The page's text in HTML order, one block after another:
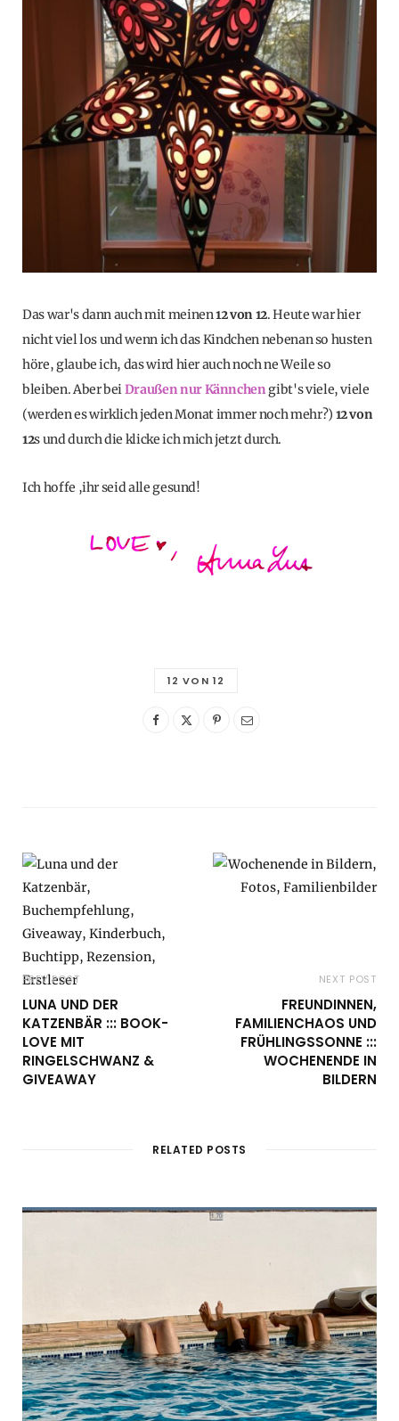
Das war's dann auch mit meinen12 von 12. Heute war hier
nicht viel los und wenn ich das Kindchen nebenan so husten
höre, glaube ich, das wird hier auch noch ne Weile so
bleiben. Aber beiDraußen nur Kännchengibt's viele, viele
(werden es wirklich jeden Monat immer noch mehr?) 12 von
12s und durch die klicke ich mich jetzt durch.
Ich hoffe ,ihr seid alle gesund!
12 VON 12
PREV POST
LUNA UND DER
KATZENBÄR ::: BOOK-
LOVE MIT
RINGELSCHWANZ &
GIVEAWAY
NEXT POST
FREUNDINNEN,
FAMILIENCHAOS UND
FRÜHLINGSSONNE :::
WOCHENENDE IN
BILDERN
RELATED POSTS